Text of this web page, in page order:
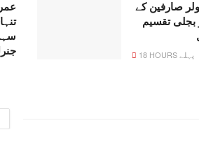
صارفین کے
بجلی تقسیم
18 HOURS پہلے